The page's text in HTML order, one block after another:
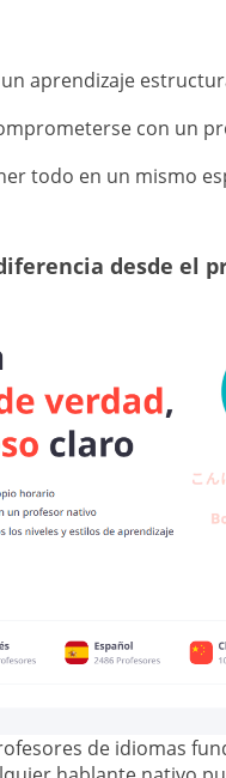
aprendizaje
con un
todo en un mismo
desde el
de idiomas